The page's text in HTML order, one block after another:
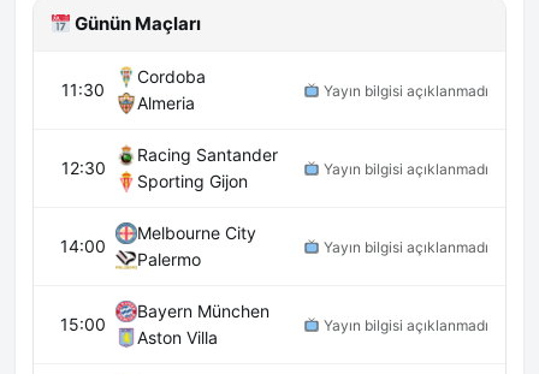
Günün Maçları
11:30
Cordoba
Almeria
Yayın bilgisi açıklanmadı
12:30
Racing Santander
Sporting Gijon
Yayın bilgisi açıklanmadı
14:00
Melbourne City
Palermo
Yayın bilgisi açıklanmadı
15:00
Bayern München
Aston Villa
Yayın bilgisi açıklanmadı